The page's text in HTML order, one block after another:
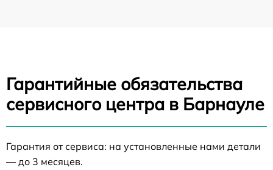
Гарантийные обязательства
сервисного центра в Барнауле
Гарантия от сервиса: на установленные нами детали
— до 3 месяцев.